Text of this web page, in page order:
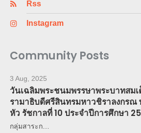
Rss
Instagram
Community Posts
3 Aug, 2025
วันเฉลิมพระชนมพรรษาพระบาทสม
รามาธิบดีศรีสินทรมหาวชิราลงกรณ
หัว รัชกาลที่ 10 ประจำปีการศึกษา
กลุ่มสาระก…